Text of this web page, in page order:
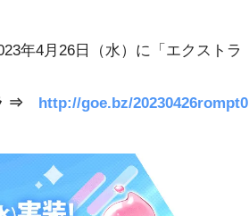
年4月26日（水）に「エクストラ
⇒ http://goe.bz/20230426rompt0